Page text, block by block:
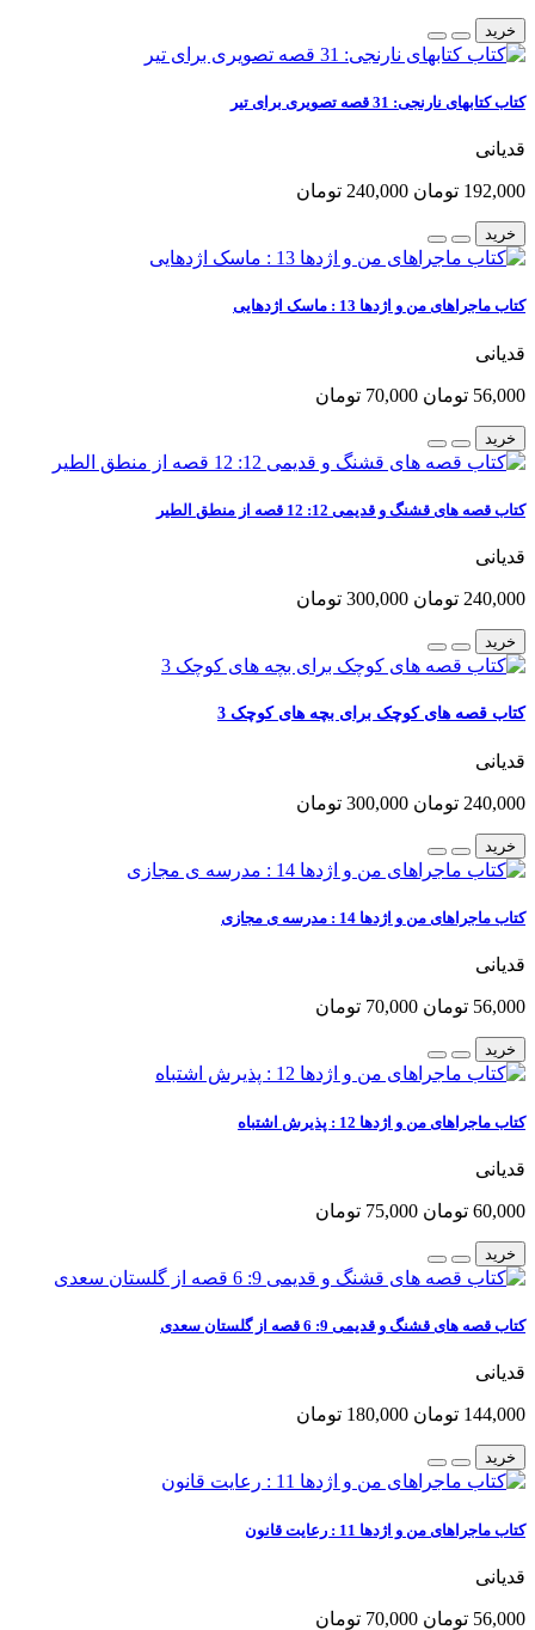
خرید
کتاب کتابهای نارنجی: 31 قصه تصویری برای تیر
قدیانی
192,000 تومان 240,000 تومان
خرید
کتاب ماجراهای من و اژدها 13 : ماسک اژدهایی
قدیانی
56,000 تومان 70,000 تومان
خرید
کتاب قصه های قشنگ و قدیمی 12: 12 قصه از منطق الطیر
قدیانی
240,000 تومان 300,000 تومان
خرید
کتاب قصه های کوچک برای بچه های کوچک 3
قدیانی
240,000 تومان 300,000 تومان
خرید
کتاب ماجراهای من و اژدها 14 : مدرسه ی مجازی
قدیانی
56,000 تومان 70,000 تومان
خرید
کتاب ماجراهای من و اژدها 12 : پذیرش اشتباه
قدیانی
60,000 تومان 75,000 تومان
خرید
کتاب قصه های قشنگ و قدیمی 9: 6 قصه از گلستان سعدی
قدیانی
144,000 تومان 180,000 تومان
خرید
کتاب ماجراهای من و اژدها 11 : رعایت قانون
قدیانی
56,000 تومان 70,000 تومان